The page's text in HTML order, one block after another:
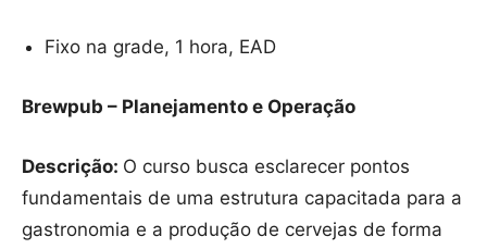
Fixo na grade, 1 hora, EAD
Brewpub – Planejamento e Operação
Descrição: O curso busca esclarecer pontos
fundamentais de uma estrutura capacitada para a
gastronomia e a produção de cervejas de forma